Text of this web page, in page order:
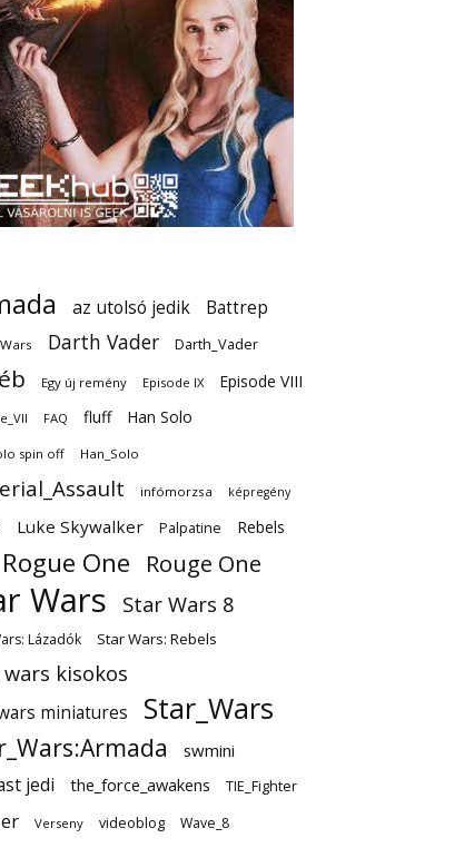
az utolsó jedik Battrep
Darth Vader Darth_Vader
Egy új remény Episode IX Episode VIII
FAQ fluff Han Solo
spin off Han_Solo
infómorzsa képregény
Luke Skywalker Palpatine
Rebels
Rogue One Rouge One
Wars Star Wars 8
Lázadók Star Wars: Rebels
kisokos
miniatures Star_Wars
swmini
jedi the_force_awakens TIE_Fighter
Verseny videoblog Wave_8